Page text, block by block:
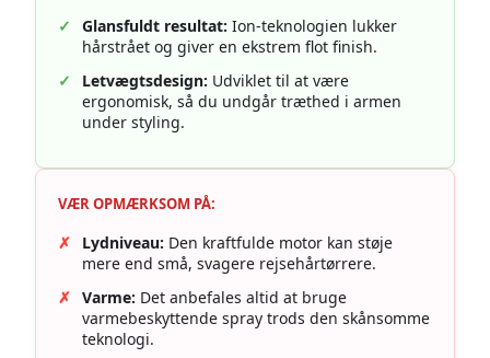
✓ Glansfuldt resultat: Ion-teknologien lukker
hårstrået og giver en ekstrem flot finish.
✓
Letvægtsdesign: Udviklet til at være
ergonomisk, så du undgår træthed i armen
under styling.
VÆR OPMÆRKSOM PÅ:
✗ Lydniveau: Den kraftfulde motor kan støje
mere end små, svagere rejsehårtørrere.
✗ Varme: Det anbefales altid at bruge
varmebeskyttende spray trods den skånsomme
teknologi.